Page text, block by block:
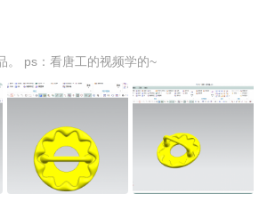
。 ps：看唐工的视频学的~